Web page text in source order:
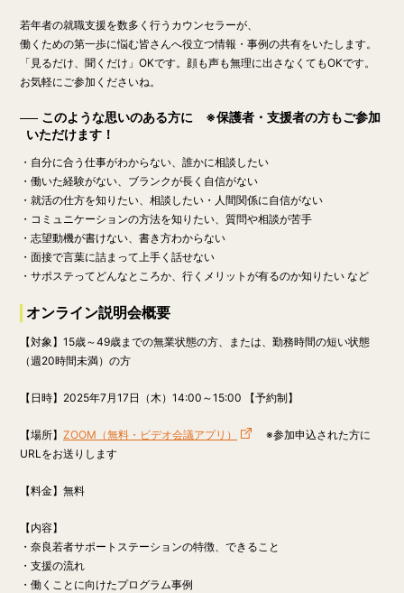
若年者の就職支援を数多く行うカウンセラーが、
働くための第一歩に悩む皆さんへ役立つ情報・事例の共有をいたします。
「見るだけ、聞くだけ」OKです。顔も声も無理に出さなくてもOKです。
お気軽にご参加くださいね。
このような思いのある方に ※保護者・支援者の方もご参加
いただけます！
・自分に合う仕事がわからない、誰かに相談したい
・働いた経験がない、ブランクが長く自信がない
・就活の仕方を知りたい、相談したい・人間関係に自信がない
・コミュニケーションの方法を知りたい、質問や相談が苦手
・志望動機が書けない、書き方わからない
・面接で言葉に詰まって上手く話せない
・サポステってどんなところか、行くメリットが有るのか知りたい など
オンライン説明会概要
【対象】15歳～49歳までの無業状態の方、または、勤務時間の短い状態
（週20時間未満）の方
【日時】 2025年7月17日（木）14:00～15:00 【予約制】
【場所】 ZOOM（無料・ビデオ会議アプリ）
※参加申込された方に
URLをお送りします
【料金】 無料
【内容】
・奈良若者サポートステーションの特徴、できること
・支援の流れ
・働くことに向けたプログラム事例